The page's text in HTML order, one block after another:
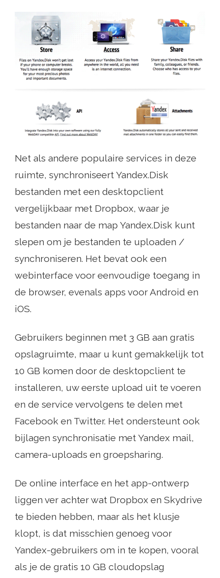
Net als andere populaire services in deze
ruimte, synchroniseert Yandex.Disk
bestanden met een desktopclient
vergelijkbaar met Dropbox, waar je
bestanden naar de map Yandex.Disk kunt
slepen om je bestanden te uploaden /
synchroniseren. Het bevat ook een
webinterface voor eenvoudige toegang in
de browser, evenals apps voor Android en
iOS.
Gebruikers beginnen met 3 GB aan gratis
opslagruimte, maar u kunt gemakkelijk tot
10 GB komen door de desktopclient te
installeren, uw eerste upload uit te voeren
en de service vervolgens te delen met
Facebook en Twitter. Het ondersteunt ook
bijlagen synchronisatie met Yandex mail,
camera-uploads en groepsharing.
De online interface en het app-ontwerp
liggen ver achter wat Dropbox en Skydrive
te bieden hebben, maar als het klusje
klopt, is dat misschien genoeg voor
Yandex-gebruikers om in te kopen, vooral
als je de gratis 10 GB cloudopslag